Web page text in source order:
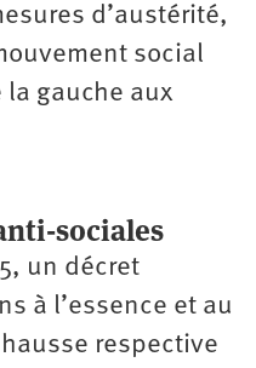
d’austérité,
social
la gauche aux
sociales
un décret
à l’essence et au
respective